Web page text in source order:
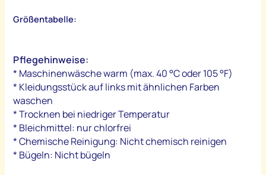
Größentabelle:
Pflegehinweise:
* Maschinenwäsche warm (max. 40 °C oder 105 °F)
* Kleidungsstück auf links mit ähnlichen Farben
waschen
* Trocknen bei niedriger Temperatur
* Bleichmittel: nur chlorfrei
* Chemische Reinigung: Nicht chemisch reinigen
* Bügeln: Nicht bügeln